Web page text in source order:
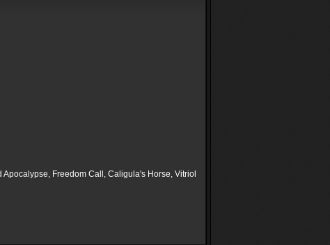
Freedom Call, Caligula's Horse, Vitriol